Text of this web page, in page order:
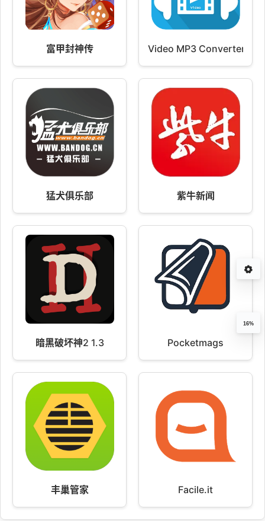
富甲封神传 Video MP3 Converter
猛犬俱乐部 紫牛新闻
暗黑破坏神2 1.3 Pocketmags
丰巢管家 Facile.it
16%